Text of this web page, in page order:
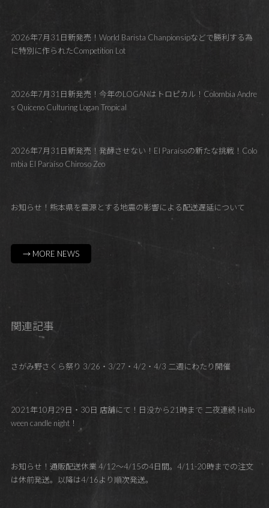
2026年7月31日新発売！World Barista Chanpionsipなどで勝利する為
に特別に作られたCompetition Lot
2026年7月31日新発売！今年のLOGANはトロピカル！Colombia Andre
s Quiceno Culturing Logan Tropical
2026年7月31日新発売！発酵させない！El Paraísoの新たな挑戦！Colo
mbia El Paraíso Chiroso Zeo
お知らせ！熊本県を震源とする地震の影響による配送遅延について
→ MORE NEWS
関連記事
さがみ野さくら祭り 3/26・3/27・4/2・4/3 二週にわたり開催
2021年10月29日・30日 店舗にて！日没から21時まで 二夜連続 Hallo
ween candle night！
お知らせ！通販配送休業 4/12～4/15の4日間。4/11-20時までの注文
は休前発送。以降は4/16より順次発送。